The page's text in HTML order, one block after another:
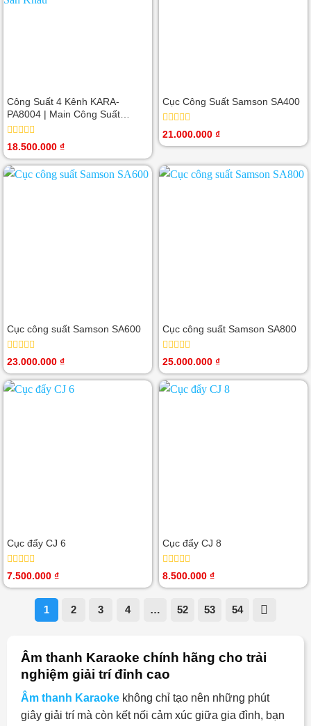
Công Suất 4 Kênh KARA-
PA8004 | Main Công Suất
Chuyên Nghiệp Cho Karaoke &
Được
hạng
0
18.500.000 ₫
Cục Công Suất Samson SA400
Được
5
sao
21.000.000 ₫
Cục công suất Samson SA600
Được
xếp
hạng
0
23.000.000 ₫
Cục công suất Samson SA800
Được
xếp
hạng
0
25.000.000 ₫
Cục đẩy CJ 6
Được
7.500.000 ₫
Cục đẩy CJ 8
Được
8.500.000 ₫
1 2 3 4 … 52 53 54
Âm thanh Karaoke chính hãng cho trải
nghiệm giải trí đỉnh cao
Âm thanh Karaoke không chỉ tạo nên những phút
giây giải trí mà còn kết nối cảm xúc giữa gia đình, bạn